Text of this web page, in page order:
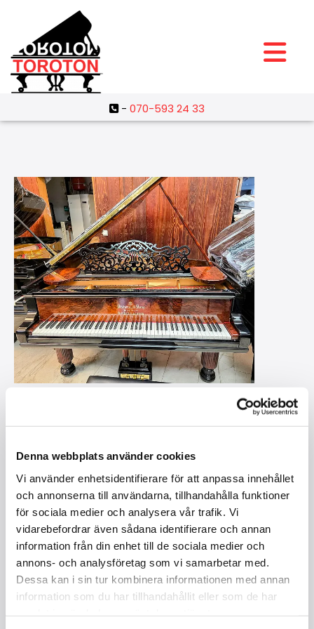
Denna webbplats använder cookies
Vi använder enhetsidentifierare för att anpassa innehållet
och annonserna till användarna, tillhandahålla funktioner
för sociala medier och analysera vår trafik. Vi
vidarebefordrar även sådana identifierare och annan
information från din enhet till de sociala medier och
annons- och analysföretag som vi samarbetar med.
Dessa kan i sin tur kombinera informationen med annan
information som du har tillhandahållit eller som de har
- 070-593 24 33